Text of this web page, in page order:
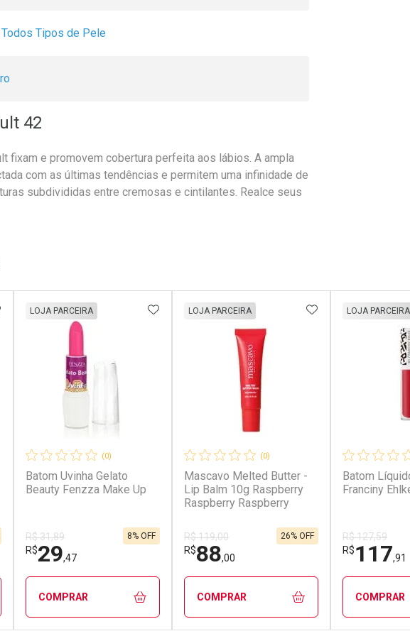
Todos Tipos de Pele
42
fixam e promovem cobertura perfeita aos lábios. A ampla
com as últimas tendências e permitem uma infinidade de
subdivididas entre cremosas e cintilantes. Realce seus
AOS FAVORITOS
(0)
Batom Uvinha Gelato
Beauty Fenzza Make Up
LOJA PARCEIRA
R$ 31,89
R$29,47
8% OFF
ADICIONAR AOS FAVORITOS
COMPRAR
(0)
Mascavo Melted Butter -
Lip Balm 10g Raspberry
Raspberry Raspberry
LOJA PARCEIRA
R$ 119,00
R$88,00
26% OFF
ADICIONAR AOS
COMPRAR
Batom
Franciny
LOJA PARCEIRA
R$ 127,59
R$117,91
COMPRAR